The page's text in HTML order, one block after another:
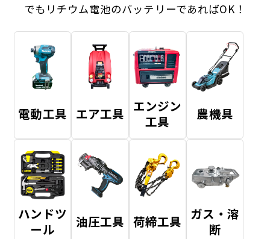
でもリチウム電池のバッテリーであればOK！
電動工具 エア工具 エンジン
工具
農機具
ハンドツ
ール
油圧工具 荷締工具 ガス・溶
断